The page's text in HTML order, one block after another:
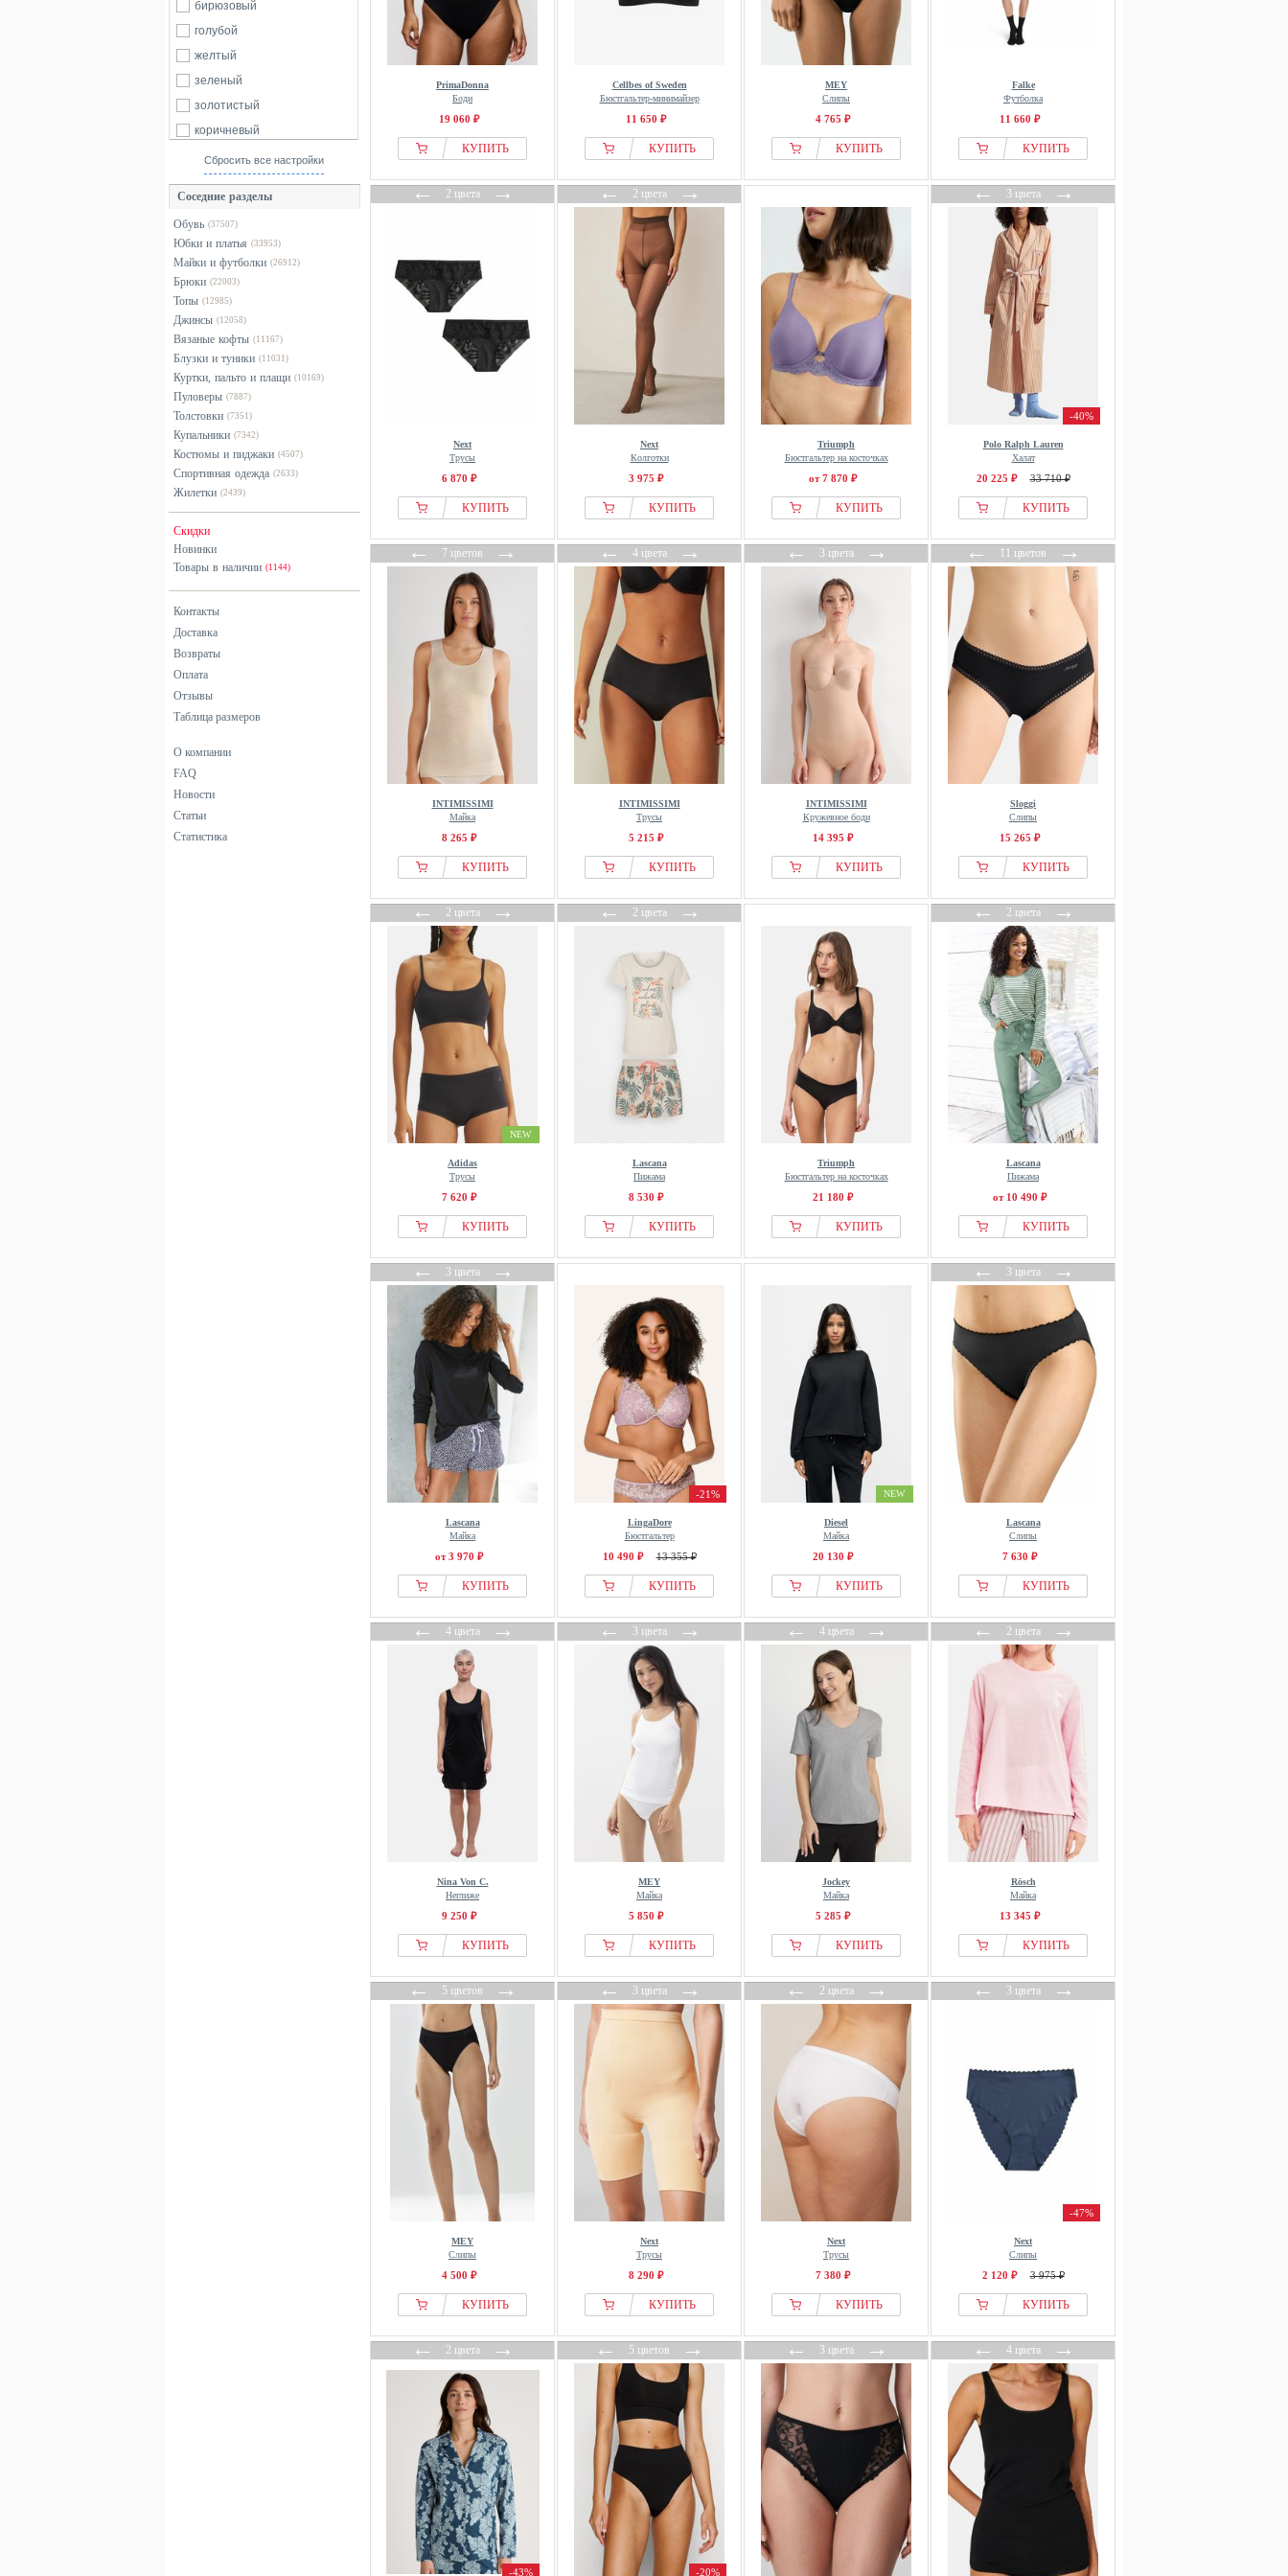
Autograph
Bamboo basics
Base Level
Bassetti
Be Mammy
Beedees
Bellivalini
Bench
Bershka
Billabong
Bjorn Borg
Blount & Pool
Bobo Choses
Born Living Yoga
BOSS
Brand Threads
Burlington
C&City
Calida
Calvin Klein
CALZEDONIA
Carlheim
Cath Kidston
CCDK
Cellbes of Sweden
Champion
Chantelle
Chelsea Peers
140
бирюзовый
голубой
желтый
зеленый
золотистый
коричневый
красный
разноцветный
розовый
серебристый
серый
синий
хаки
черный
Сбросить все настройки
Соседние разделы
Обувь (37507)
Юбки и платья (33953)
Майки и футболки (26912)
Брюки (22003)
Топы (12985)
Джинсы (12058)
Вязаные кофты (11167)
Блузки и туники (11031)
Куртки, пальто и плащи (10169)
Пуловеры (7887)
Толстовки (7351)
Купальники (7342)
Костюмы и пиджаки (4507)
Спортивная одежда (2633)
Жилетки (2439)
Скидки
Новинки
Товары в наличии (1144)
Контакты
Доставка
Возвраты
Оплата
Отзывы
Таблица размеров
О компании
FAQ
Новости
Статьи
Статистика
PrimaDonna
Боди
19 060 ₽
КУПИТЬ
Cellbes of Sweden
Бюстгальтер-минимайзер
11 650 ₽
КУПИТЬ
MEY
Слипы
4 765 ₽
КУПИТЬ
Falke
Футболка
11 660 ₽
КУПИТЬ
←2 цвета→
Next
Трусы
6 870 ₽
КУПИТЬ
←2 цвета→
Next
Колготки
3 975 ₽
КУПИТЬ
Triumph
Бюстгальтер на косточках
от 7 870 ₽
КУПИТЬ
←3 цвета→
-40%
Polo Ralph Lauren
Халат
20 225 ₽ 33 710 ₽
КУПИТЬ
←7 цветов→
INTIMISSIMI
Майка
8 265 ₽
КУПИТЬ
←4 цвета→
INTIMISSIMI
Трусы
5 215 ₽
КУПИТЬ
←3 цвета→
INTIMISSIMI
Кружевное боди
14 395 ₽
КУПИТЬ
←11 цветов→
Sloggi
Слипы
15 265 ₽
КУПИТЬ
←2 цвета→
NEW
Adidas
Трусы
7 620 ₽
КУПИТЬ
←2 цвета→
Lascana
Пижама
8 530 ₽
КУПИТЬ
Triumph
Бюстгальтер на косточках
21 180 ₽
КУПИТЬ
←2 цвета→
Lascana
Пижама
от 10 490 ₽
КУПИТЬ
←3 цвета→
Lascana
Майка
от 3 970 ₽
КУПИТЬ
-21%
LingaDore
Бюстгальтер
10 490 ₽ 13 355 ₽
КУПИТЬ
NEW
Diesel
Майка
20 130 ₽
КУПИТЬ
←3 цвета→
Lascana
Слипы
7 630 ₽
КУПИТЬ
←4 цвета→
Nina Von C.
Неглиже
9 250 ₽
КУПИТЬ
←3 цвета→
MEY
Майка
5 850 ₽
КУПИТЬ
←4 цвета→
Jockey
Майка
5 285 ₽
КУПИТЬ
←2 цвета→
Rösch
Майка
13 345 ₽
КУПИТЬ
←5 цветов→
MEY
Слипы
4 500 ₽
КУПИТЬ
←3 цвета→
Next
Трусы
8 290 ₽
КУПИТЬ
←2 цвета→
Next
Трусы
7 380 ₽
КУПИТЬ
←3 цвета→
-47%
Next
Слипы
2 120 ₽ 3 975 ₽
КУПИТЬ
←2 цвета→
-43%
←5 цветов→
-20%
←3 цвета→ ←4 цвета→